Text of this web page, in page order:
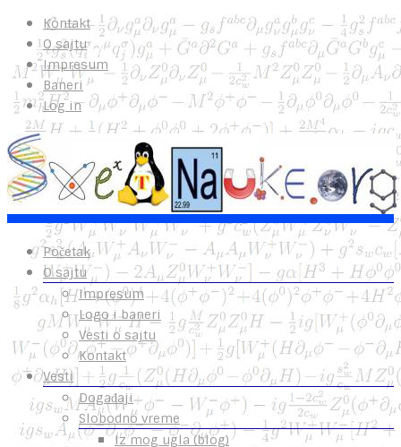
Kontakt
O sajtu
Impresum
Baneri
Log in
Početak
O sajtu
Impresum
Logo i baneri
Vesti o sajtu
Kontakt
Vesti
Događaji
Slobodno vreme
Iz mog ugla (blog)